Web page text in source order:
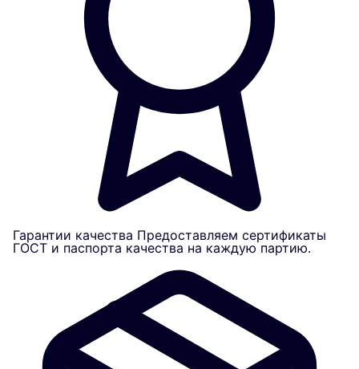
Гарантии качества Предоставляем сертификаты
ГОСТ и паспорта качества на каждую партию.